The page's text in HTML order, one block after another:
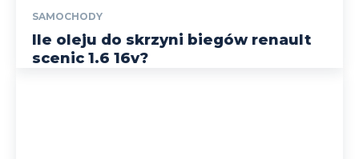
SAMOCHODY
Ile oleju do skrzyni biegów renault
scenic 1.6 16v?